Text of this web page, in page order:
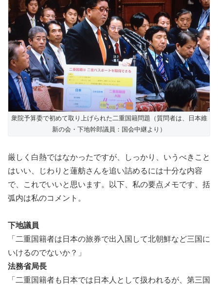
衆院予算委で初めて取り上げられた二重国籍問題（質問者は、日本維
新の会・下地幹郎議員：国会中継より）
厳しく白熱ではなかったですが、しっかり、いうべきこと
はいい、じわりと蓮舫さんを追い詰めるには十分な内容
で、これでいいと思います。以下、私の要点メモです、括
弧内は私のコメント。
下地議員
「二重国籍者は日本の旅券で出入国して北朝鮮など三国に
いけるのでないか？」
法務省局長
「二重国籍者も日本では日本人として扱われるが、第三国